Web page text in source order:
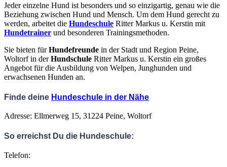
Jeder einzelne Hund ist besonders und so einzigartig, genau wie die
Beziehung zwischen Hund und Mensch. Um dem Hund gerecht zu
werden, arbeitet die Hundeschule Ritter Markus u. Kerstin mit
Hundetrainer und besonderen Trainingsmethoden.
Sie bieten fürHundefreunde in der Stadt und Region Peine,
Woltorf in derHundschule Ritter Markus u. Kerstin ein großes
Angebot für die Ausbildung von Welpen, Junghunden und
erwachsenen Hunden an.
Finde deine Hundeschule in der Nähe
Adresse: Ellmerweg 15, 31224 Peine, Woltorf
So erreichst Du die Hundeschule:
Telefon: